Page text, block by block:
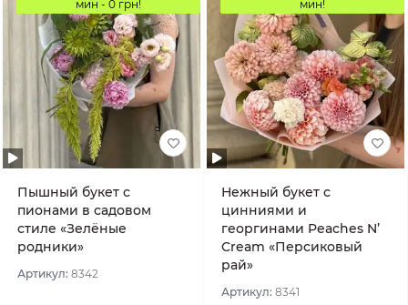
мин - 0 грн!
Пышный букет с
пионами в садовом
стиле «Зелёные
родники»
Артикул: 8342
мин!
Нежный букет с
цинниями и
георгинами Peaches N’
Cream «Персиковый
рай»
Артикул: 8341